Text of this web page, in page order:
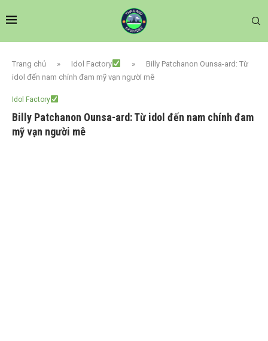
Trang chủ » Idol Factory »
Billy Patchanon Ounsa-ard: Từ
idol đến nam chính đam mỹ vạn người mê
Idol Factory
Billy Patchanon Ounsa-ard: Từ idol đến nam chính đam
mỹ vạn người mê